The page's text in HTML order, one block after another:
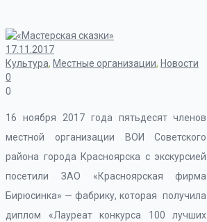
17.11.2017
Культура, Местные организации, Новости
0
0
16 ноября 2017 года пятьдесят членов
местной организации ВОИ Советского
района города Красноярска с экскурсией
посетили ЗАО «Красноярская фирма
Бирюсинка» — фабрику, которая получила
диплом «Лауреат конкурса 100 лучших